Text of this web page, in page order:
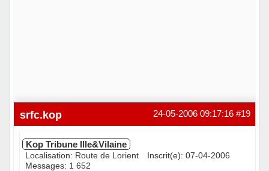
#19
24-05-2006 09:17:16
srfc.kop
Kop Tribune Ille&Vilaine
Localisation: Route de Lorient
Inscrit(e): 07-04-2006
Messages: 1 652